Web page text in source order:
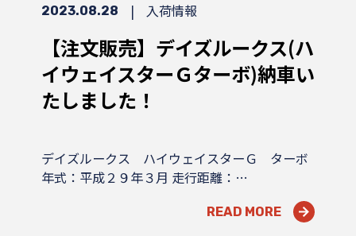
2023.08.28 | 入荷情報
【注文販売】デイズルークス(ハ
イウェイスターＧターボ)納車い
たしました！
デイズルークス ハイウェイスターＧ ターボ
年式：平成２９年３月 走行距離：…
READ MORE